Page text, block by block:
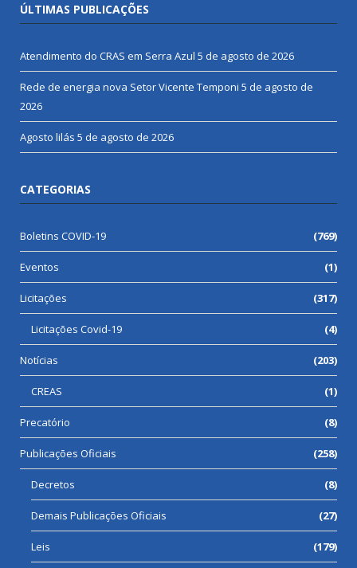
ÚLTIMAS PUBLICAÇÕES
Atendimento do CRAS em Serra Azul 5 de agosto de 2026
Rede de energia nova Setor Vicente Temponi 5 de agosto de
2026
Agosto lilás 5 de agosto de 2026
CATEGORIAS
Boletins COVID-19 (769)
Eventos (1)
Licitações (317)
Licitações Covid-19 (4)
Notícias (203)
CREAS (1)
Precatório (8)
Publicações Oficiais (258)
Decretos (8)
Demais Publicações Oficiais (27)
Leis (179)